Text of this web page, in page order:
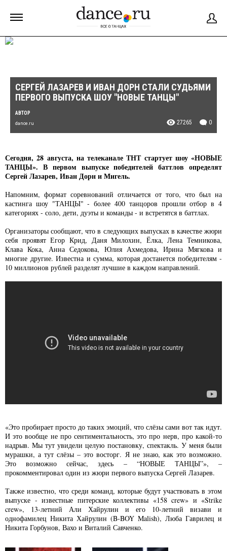
СЕРГЕЙ ЛАЗАРЕВ И ИВАН ДОРН СТАЛИ СУДЬЯМИ
ПЕРВОГО ВЫПУСКА ШОУ "НОВЫЕ ТАНЦЫ"
АВТОР
dance.ru 27265 0
Сегодня, 28 августа, на телеканале ТНТ стартует шоу «НОВЫЕ
ТАНЦЫ». В первом выпуске победителей баттлов определят
Сергей Лазарев, Иван Дорн и Мигель.
Напомним, формат соревнований отличается от того, что был на
кастинга шоу "ТАНЦЫ" - более 400 танцоров прошли отбор в 4
категориях - соло, дети, дуэты и команды - и встретятся в баттлах.
Организаторы сообщают, что в следующих выпусках в качестве жюри
себя проявят Егор Крид, Даня Милохин, Ёлка, Лена Темникова,
Клава Кока, Анна Седокова, Юлия Ахмедова, Ирина Мягкова и
многие другие. Известна и сумма, которая достанется победителям -
10 миллионов рублей разделят лучшие в каждом направлений.
«Это пробирает просто до таких эмоций, что слёзы сами вот так идут.
И это вообще не про сентиментальность, это про нерв, про какой-то
надрыв. Мы тут увидели целую постановку, спектакль. У меня были
мурашки, а тут слёзы – это восторг. Я не знаю, как это возможно.
Это возможно сейчас, здесь – “НОВЫЕ ТАНЦЫ”», –
прокомментировал один из жюри первого выпуска Сергей Лазарев.
Также известно, что среди команд, которые будут участвовать в этом
выпуске - известные питерские коллективы «158 crew» и «Strike
crew», 13-летний Али Хайрулин и его 10-летний визави и
однофамилец Никита Хайрулин (B-BOY Malish), Люба Гаврилец и
Никита Горбунов, Вахо и Виталий Савченко.